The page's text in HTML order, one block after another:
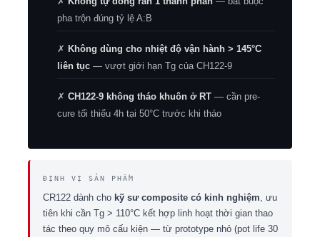
pha trộn đúng tỷ lệ A:B
✗ Không dùng cho nhiệt độ vận hành > 145°C
liên tục— vượt giới hạn Tg của CH122-9
✗ CH122-9 không tháo khuôn ở RT— cần pre-
cure tối thiểu 4h tại 50°C trước khi tháo
ĐỊNH VỊ SẢN PHẨM
CR122 dành cho kỹ sư composite có kinh nghiệm , ưu
tiên khi cần Tg > 110°C kết hợp linh hoạt thời gian thao
tác theo quy mô cấu kiện — từ prototype nhỏ (pot life 30